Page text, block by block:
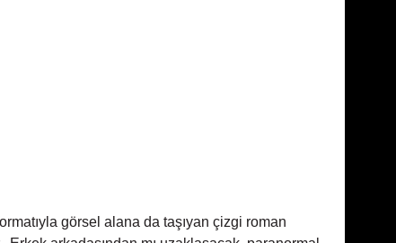
görsel alana da taşıyan çizgi roman